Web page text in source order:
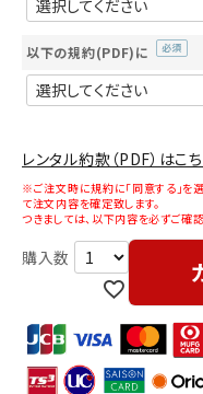
須)
以下の規約(PDF)に
レンタル約款（PDF）はこ
※ご注文時に規約に「同意する」を
て注文内容を確定致します。
つきましては、以下内容を必ずご確